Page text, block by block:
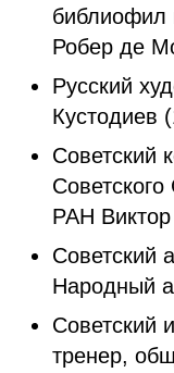
библиофил
Робер де
Русский
Кустодиев
Советский
РАН
Советский
Народный
Советский
тренер,